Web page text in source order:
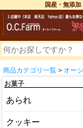
国産・無添
商品カテゴリ一覧 > オー
お菓子
あられ
クッキー